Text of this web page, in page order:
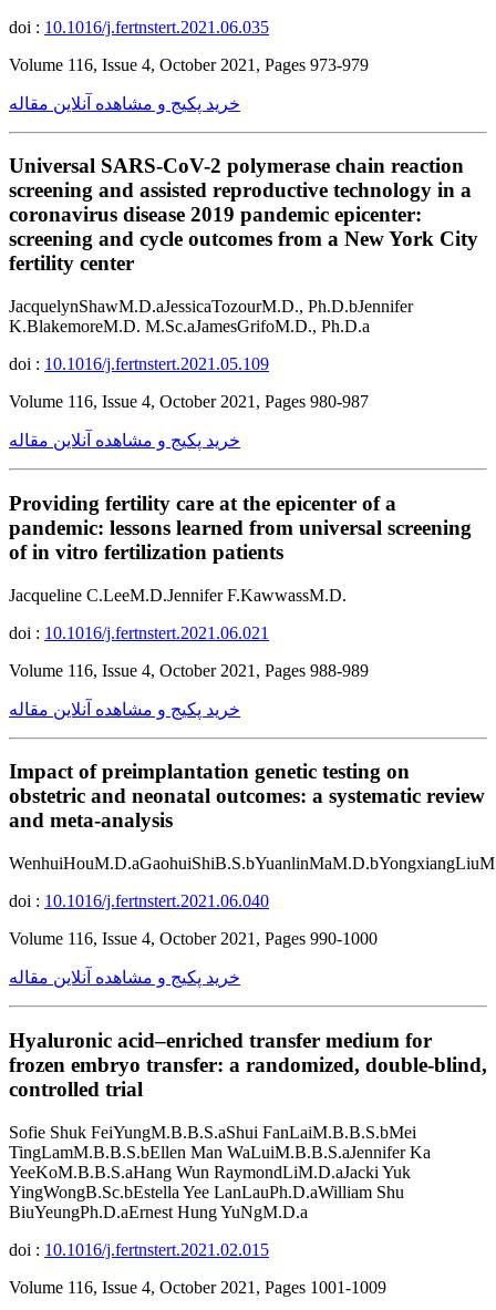
doi : 10.1016/j.fertnstert.2021.06.035
Volume 116, Issue 4, October 2021, Pages 973-979
خرید پکیج و مشاهده آنلاین مقاله
Universal SARS-CoV-2 polymerase chain reaction
screening and assisted reproductive technology in a
coronavirus disease 2019 pandemic epicenter:
screening and cycle outcomes from a New York City
fertility center
JacquelynShawM.D.aJessicaTozourM.D., Ph.D.bJennifer
K.BlakemoreM.D. M.Sc.aJamesGrifoM.D., Ph.D.a
doi : 10.1016/j.fertnstert.2021.05.109
Volume 116, Issue 4, October 2021, Pages 980-987
خرید پکیج و مشاهده آنلاین مقاله
Providing fertility care at the epicenter of a
pandemic: lessons learned from universal screening
of in vitro fertilization patients
Jacqueline C.LeeM.D.Jennifer F.KawwassM.D.
doi : 10.1016/j.fertnstert.2021.06.021
Volume 116, Issue 4, October 2021, Pages 988-989
خرید پکیج و مشاهده آنلاین مقاله
Impact of preimplantation genetic testing on
obstetric and neonatal outcomes: a systematic review
and meta-analysis
doi : 10.1016/j.fertnstert.2021.06.040
Volume 116, Issue 4, October 2021, Pages 990-1000
خرید پکیج و مشاهده آنلاین مقاله
Hyaluronic acid–enriched transfer medium for
frozen embryo transfer: a randomized, double-blind,
controlled trial
Sofie Shuk FeiYungM.B.B.S.aShui FanLaiM.B.B.S.bMei
TingLamM.B.B.S.bEllen Man WaLuiM.B.B.S.aJennifer Ka
YeeKoM.B.B.S.aHang Wun RaymondLiM.D.aJacki Yuk
YingWongB.Sc.bEstella Yee LanLauPh.D.aWilliam Shu
BiuYeungPh.D.aErnest Hung YuNgM.D.a
doi : 10.1016/j.fertnstert.2021.02.015
Volume 116, Issue 4, October 2021, Pages 1001-1009